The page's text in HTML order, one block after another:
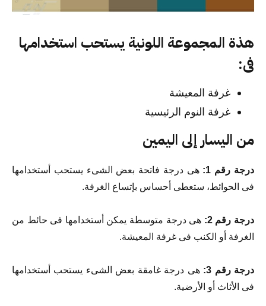
هذة المجموعة اللونية يستحب استخدامها
فى:
غرفة المعيشة
غرفة النوم الرئيسية
من اليسار إلى اليمين
درجة رقم 1:
هى درجة فاتحة بعض الشىء يستحب أستخدامها
فى الحوائط، ستعطى أحساس بإتساع الغرفة.
درجة رقم 2:
هى درجة متوسطة يمكن أستخدامها فى حائط من
الغرفة أو الكنب فى غرفة المعيشة.
درجة رقم 3:
هى درجة غامقة بعض الشىء يستحب أستخدامها
فى الأثاث أو الأرضية.